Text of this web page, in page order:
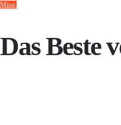
Misq.
Das Beste